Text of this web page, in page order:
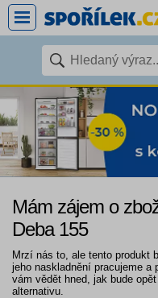
Mám zájem o
Deba 155
Mrzí nás to, ale tento produkt
jeho naskladnění pracujeme a
vám vědět hned, jak bude
alternativu.